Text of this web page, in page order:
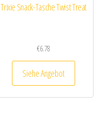
Trixie Snack-Tasche Twist Treat
€6.78
Siehe Angebot